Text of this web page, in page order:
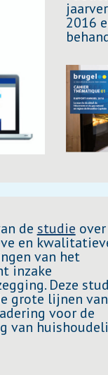
2016
de studie
en
van het
inzake
Deze
grote lijnen
voor de
van